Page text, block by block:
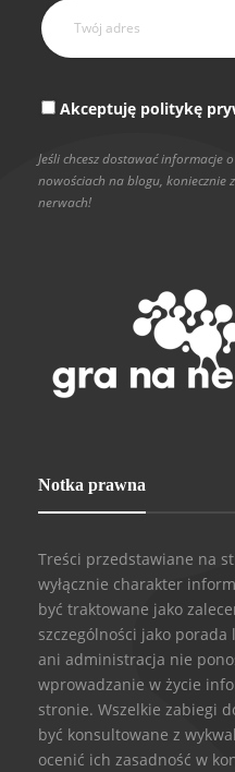
Akceptuję politykę
Jeśli chcesz dostawać informacje
nowościach na blogu, koniecznie
nerwach!
Notka prawna
Treści przedstawiane na
wyłącznie charakter
być traktowane jako
szczególności jako
ani administracja nie
wprowadzanie w życie
stronie. Wszelkie zabiegi
być konsultowane z
ocenić ich zasadność w